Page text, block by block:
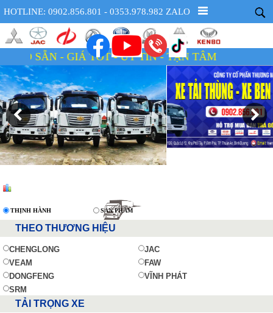
HOTLINE: 0902.856.801 - 0353.978.982 ZALO
- GIÁ TỐT - UY TÍN - TẬN TÂM
THỊNH HÀNH SẢN PHẨM
THEO THƯƠNG HIỆU
CHENGLONG
JAC
VEAM
FAW
DONGFENG
VĨNH PHÁT
SRM
TẢI TRỌNG XE